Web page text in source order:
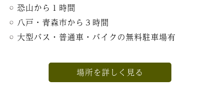
恐山から１時間
八戸・青森市から３時間
大型バス・普通車・バイクの無料駐車場有
場所を詳しく見る